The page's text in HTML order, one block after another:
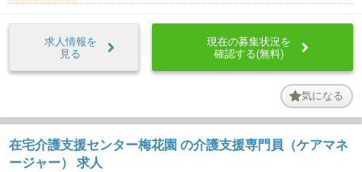
求人情報を
見る
現在の募集状況を
確認する(無料)
気になる
在宅介護支援センター梅花園 の介護支援専門員（ケアマネ
ージャー） 求人